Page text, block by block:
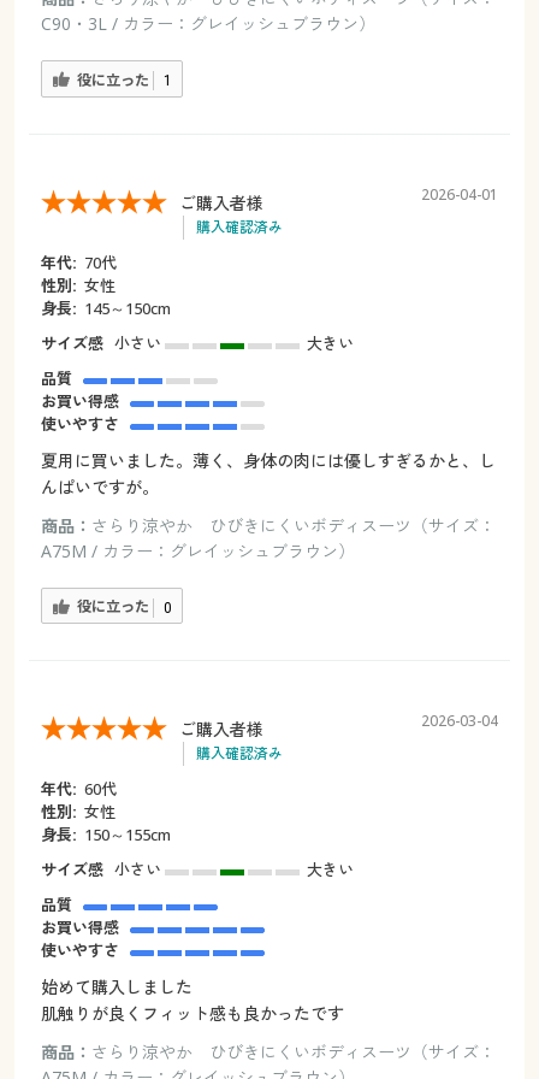
C90・3L / カラー：グレイッシュブラウン）
役に立った 1
ご購入者様
購入確認済み
2026-04-01
年代: 70代
性別: 女性
身長: 145～150cm
サイズ感 小さい
大きい
品質
お買い得感
使いやすさ
夏用に買いました。薄く、身体の肉には優しすぎるかと、し
んぱいですが。
商品： さらり涼やか ひびきにくいボディスーツ（サイズ：
A75M / カラー：グレイッシュブラウン）
役に立った 0
ご購入者様
購入確認済み
2026-03-04
年代: 60代
性別: 女性
身長: 150～155cm
サイズ感 小さい
大きい
品質
お買い得感
使いやすさ
始めて購入しました
肌触りが良くフィット感も良かったです
商品： さらり涼やか ひびきにくいボディスーツ（サイズ：